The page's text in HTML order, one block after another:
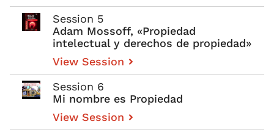
Session 5
Adam Mossoff, «Propiedad
intelectual y derechos de propiedad»
View Session
Session 6
Mi nombre es Propiedad
View Session